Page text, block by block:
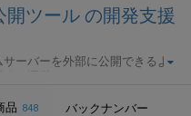
ツール の開発支援
ーバーを外部に公開できるよ
品 848 バックナンバー